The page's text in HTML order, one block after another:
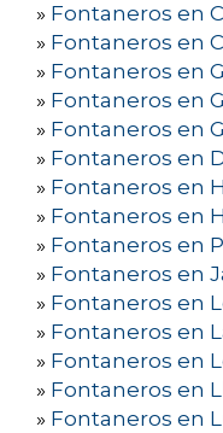
» Fontaneros en
» Fontaneros en
» Fontaneros en
» Fontaneros en
» Fontaneros en
» Fontaneros en
» Fontaneros en
» Fontaneros en
» Fontaneros en
» Fontaneros en
» Fontaneros en
» Fontaneros en
» Fontaneros en
» Fontaneros en
» Fontaneros en